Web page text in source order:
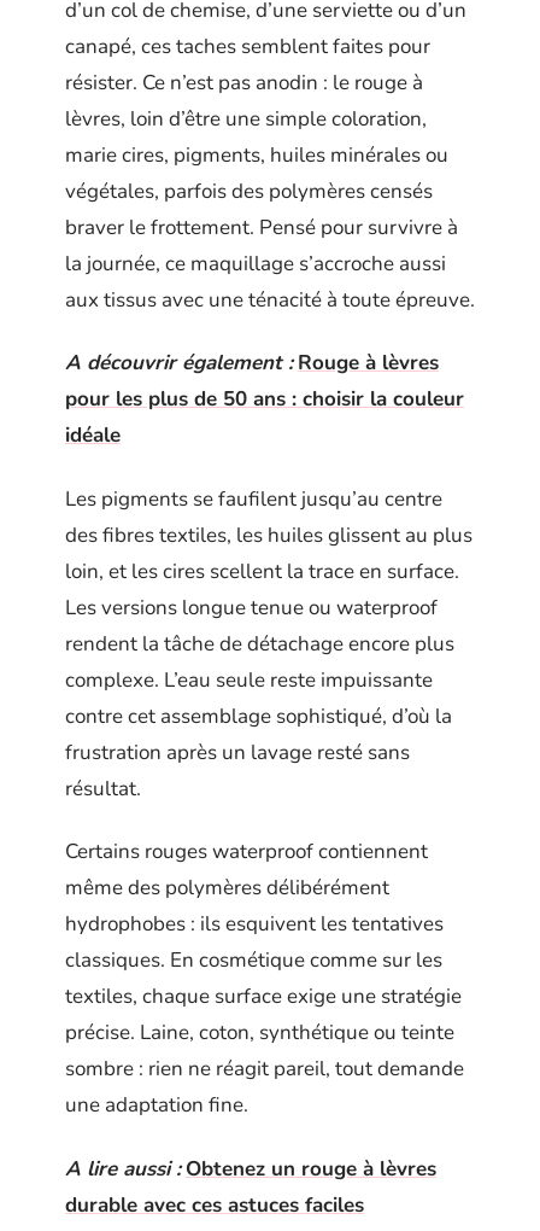
d’un col de chemise, d’une serviette ou d’un
canapé, ces taches semblent faites pour
résister. Ce n’est pas anodin : le rouge à
lèvres, loin d’être une simple coloration,
marie cires, pigments, huiles minérales ou
végétales, parfois des polymères censés
braver le frottement. Pensé pour survivre à
la journée, ce maquillage s’accroche aussi
aux tissus avec une ténacité à toute épreuve.
A découvrir également : Rouge à lèvres
pour les plus de 50 ans : choisir la couleur
idéale
Les pigments se faufilent jusqu’au centre
des fibres textiles, les huiles glissent au plus
loin, et les cires scellent la trace en surface.
Les versions longue tenue ou waterproof
rendent la tâche de détachage encore plus
complexe. L’eau seule reste impuissante
contre cet assemblage sophistiqué, d’où la
frustration après un lavage resté sans
résultat.
Certains rouges waterproof contiennent
même des polymères délibérément
hydrophobes : ils esquivent les tentatives
classiques. En cosmétique comme sur les
textiles, chaque surface exige une stratégie
précise. Laine, coton, synthétique ou teinte
sombre : rien ne réagit pareil, tout demande
une adaptation fine.
A lire aussi : Obtenez un rouge à lèvres
durable avec ces astuces faciles